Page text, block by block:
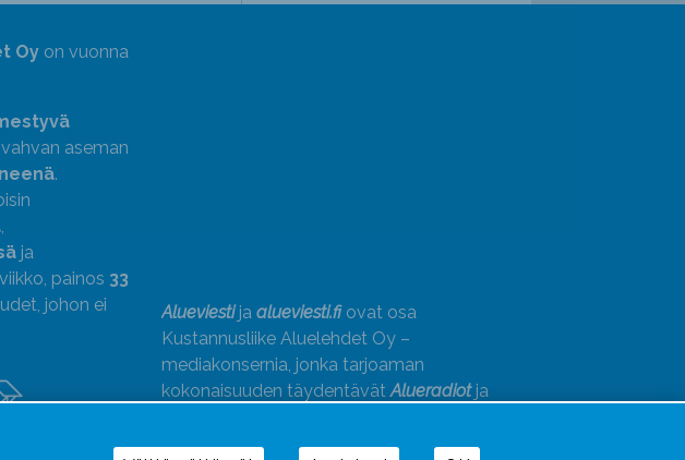
Oyon vuonna
aseman
.
,
ja
painos 33
johon ei
Alueviestija alueviesti.fiovat osa
Kustannusliike Aluelehdet Oy –
mediakonsernia, jonka tarjoaman
kokonaisuuden täydentävätAlueradiotja